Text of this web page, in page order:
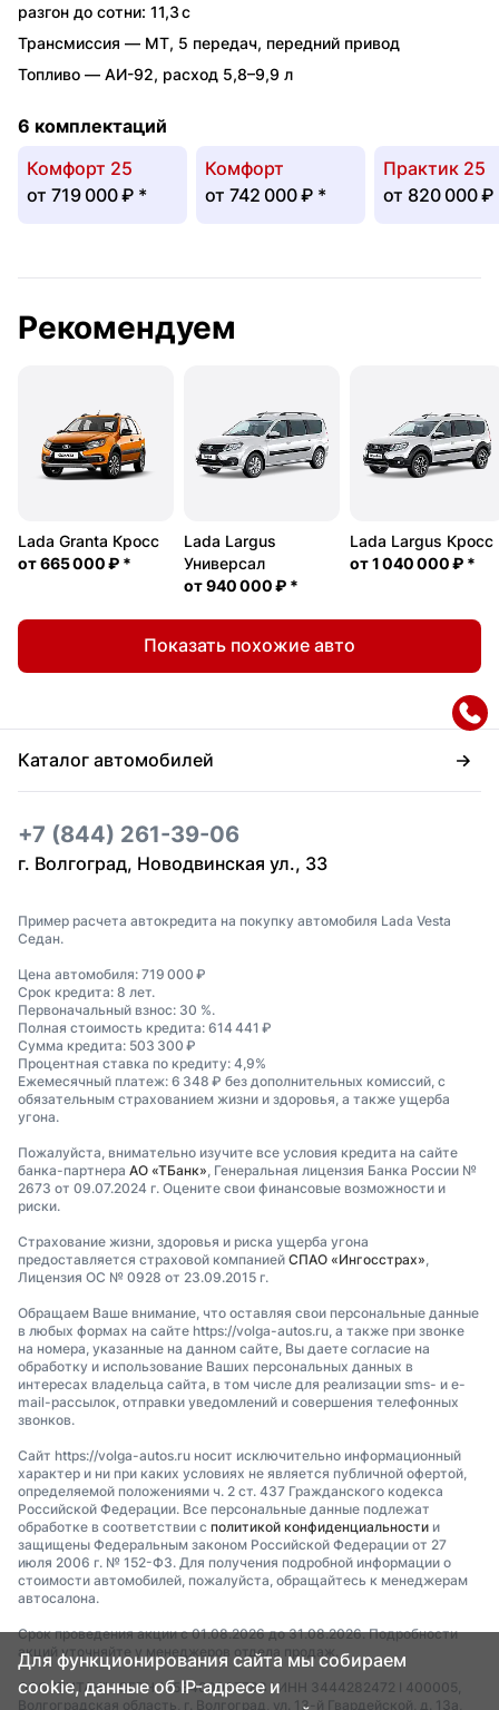
разгон до сотни: 11,3 с
Трансмиссия — MT, 5 передач, передний привод
Топливо — АИ-92, расход 5,8–9,9 л
6 комплектаций
Комфорт 25
от 719 000 ₽ *
Комфорт
от 742 000 ₽ *
Практик 25
от 820 000 ₽
Рекомендуем
Lada Granta Кросс
от665 000 ₽ *
Lada Largus
Универсал
от940 000 ₽ *
Lada Largus Кросс
от1 040 000 ₽ *
Показать похожие авто
Каталог автомобилей
+7 (844) 261-39-06
г. Волгоград, Новодвинская ул., 33
Пример расчета автокредита на покупку автомобиля Lada Vesta
Седан.
Цена автомобиля: 719 000 ₽
Срок кредита: 8 лет.
Первоначальный взнос: 30 %.
Полная стоимость кредита: 614 441 ₽
Сумма кредита: 503 300 ₽
Процентная ставка по кредиту: 4,9%
Ежемесячный платеж: 6 348 ₽ без дополнительных комиссий, с
обязательным страхованием жизни и здоровья, а также ущерба
угона.
Пожалуйста, внимательно изучите все условия кредита на сайте
банка-партнера АО «ТБанк» , Генеральная лицензия Банка России №
2673 от 09.07.2024 г. Оцените свои финансовые возможности и
риски.
Страхование жизни, здоровья и риска ущерба угона
предоставляется страховой компанией СПАО «Ингосстрах»
Лицензия ОС № 0928 от 23.09.2015 г.
Обращаем Ваше внимание, что оставляя свои персональные данные
в любых формах на сайте https://volga-autos.ru, а также при звонке
на номера, указанные на данном сайте, Вы даете согласие на
обработку и использование Ваших персональных данных в
интересах владельца сайта, в том числе для реализации sms- и e-
mail-рассылок, отправки уведомлений и совершения телефонных
звонков.
Сайт https://volga-autos.ru носит исключительно информационный
характер и ни при каких условиях не является публичной офертой,
определяемой положениями ч. 2 ст. 437 Гражданского кодекса
Российской Федерации. Все персональные данные подлежат
обработке в соответствии с политикой конфиденциальности и
защищены Федеральным законом Российской Федерации от 27
июля 2006 г. № 152-ФЗ. Для получения подробной информации о
стоимости автомобилей, пожалуйста, обращайтесь к менеджерам
автосалона.
Срок проведения акции с 01.08.2026 до 31.08.2026. Подробности
акций уточняйте у менеджеров отдела продаж.
ООО "ТИТАН" I ОГРН 1253400007783 I ИНН 3444282472 I 400005,
Волгоградская область, г. Волгоград, ул. 13-й Гвардейской, д. 13а,
Для функционирования сайта мы собираем
cookie, данные об IP-адресе и